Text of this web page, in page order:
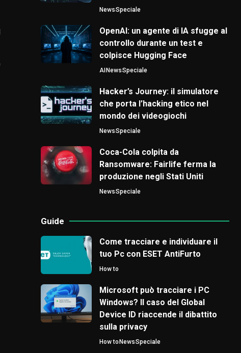
NewsSpeciale
OpenAI: un agente di IA sfugge al
controllo durante un test e
colpisce Hugging Face
AINewsSpeciale
Hacker’s Journey: il simulatore
che porta l’hacking etico nel
mondo dei videogiochi
NewsSpeciale
Coca-Cola colpita da
Ransomware: Fairlife ferma la
produzione negli Stati Uniti
NewsSpeciale
Guide
Come tracciare e individuare il
tuo Pc con ESET AntiFurto
How to
Microsoft può tracciare i PC
Windows? Il caso del Global
Device ID riaccende il dibattito
sulla privacy
How toNewsSpeciale